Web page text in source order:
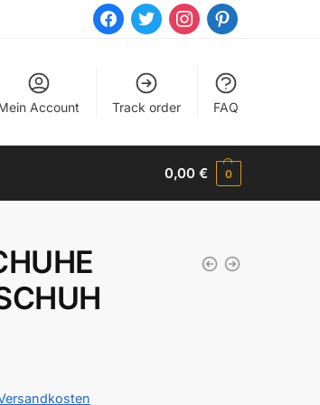
facebooktwitter instagrampinterest
Account Track order FAQ
0,00€ 0